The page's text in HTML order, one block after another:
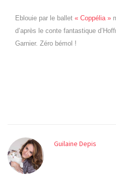
Eblouie par le ballet « Coppélia »
d’après le conte fantastique
Garnier. Zéro bémol !
Guilaine Depis